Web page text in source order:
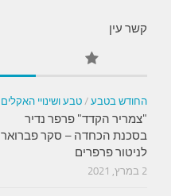
קשר עין
החודש בטבע / טבע ושינויי האקלים
"צמריר הקדד" פרפר נדיר
בסכנת הכחדה – סקר פברואר
לניטור פרפרים
2 במרץ, 2021